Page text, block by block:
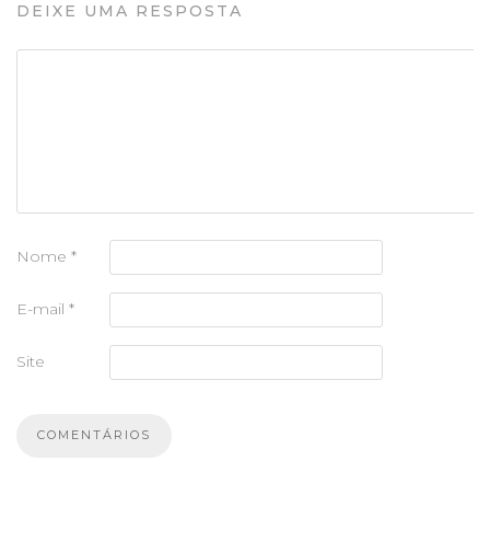
DEIXE UMA RESPOSTA
Nome *
E-mail *
Site